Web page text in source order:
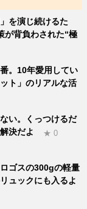
を演じ続けるた
が背負わされた“極
。10年愛用してい
ト」のリアルな活
い。くっつけるだ
決だよ
★ 0
ゴスの300gの軽量
ュックにも入るよ